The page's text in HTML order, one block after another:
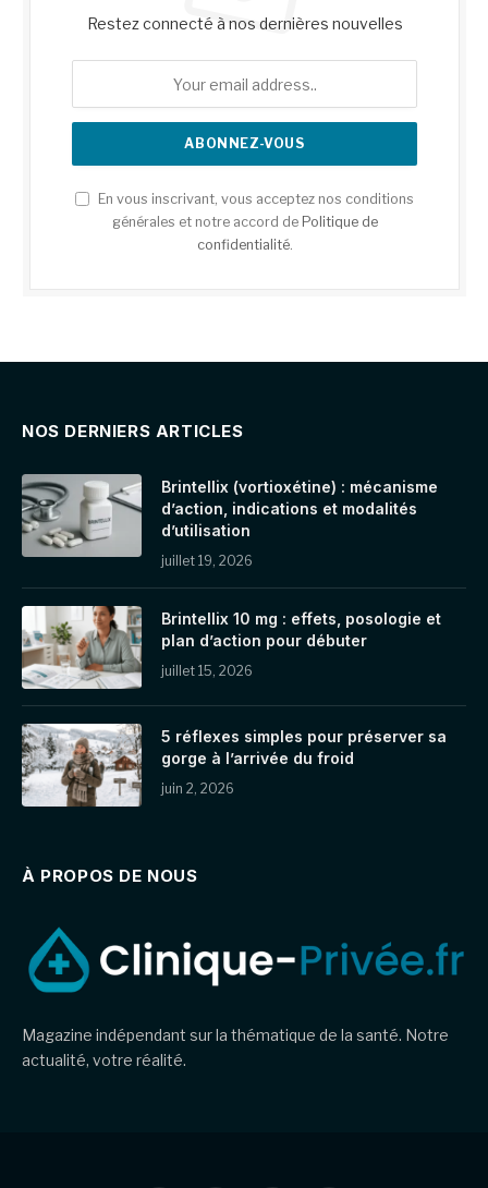
Restez connecté à nos dernières nouvelles
En vous inscrivant, vous acceptez nos conditions
générales et notre accord de Politique de
confidentialité.
NOS DERNIERS ARTICLES
Brintellix (vortioxétine) : mécanisme
d’action, indications et modalités
d’utilisation
juillet 19, 2026
Brintellix 10 mg : effets, posologie et
plan d’action pour débuter
juillet 15, 2026
5 réflexes simples pour préserver sa
gorge à l’arrivée du froid
juin 2, 2026
À PROPOS DE NOUS
Magazine indépendant sur la thématique de la santé. Notre
actualité, votre réalité.